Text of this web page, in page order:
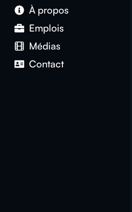
À propos
Emplois
Médias
Contact